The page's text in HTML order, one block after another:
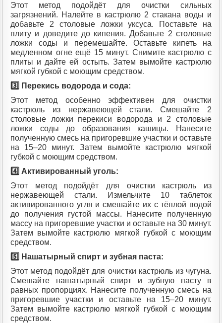
Этот метод подойдёт для очистки сильных
загрязнений. Налейте в кастрюлю 2 стакана воды и
добавьте 2 столовые ложки уксуса. Поставьте на
плиту и доведите до кипения. Добавьте 2 столовые
ложки соды и перемешайте. Оставьте кипеть на
медленном огне ещё 15 минут. Снимите кастрюлю с
плиты и дайте ей остыть. Затем вымойте кастрюлю
мягкой губкой с моющим средством.
3️⃣ Перекись водорода и сода:
Этот метод особенно эффективен для очистки
кастрюль из нержавеющей стали. Смешайте 2
столовые ложки перекиси водорода и 2 столовые
ложки соды до образования кашицы. Нанесите
полученную смесь на пригоревшие участки и оставьте
на 15–20 минут. Затем вымойте кастрюлю мягкой
губкой с моющим средством.
4️⃣ Активированный уголь:
Этот метод подойдёт для очистки кастрюль из
нержавеющей стали. Измельчите 10 таблеток
активированного угля и смешайте их с тёплой водой
до получения густой массы. Нанесите полученную
массу на пригоревшие участки и оставьте на 30 минут.
Затем вымойте кастрюлю мягкой губкой с моющим
средством.
5️⃣ Нашатырный спирт и зубная паста:
Этот метод подойдёт для очистки кастрюль из чугуна.
Смешайте нашатырный спирт и зубную пасту в
равных пропорциях. Нанесите полученную смесь на
пригоревшие участки и оставьте на 15–20 минут.
Затем вымойте кастрюлю мягкой губкой с моющим
средством.